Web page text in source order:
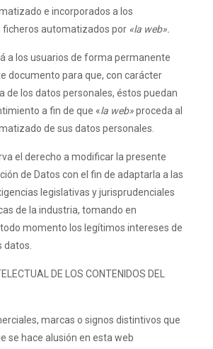
e incorporados a los
ficheros automatizados por «la web».
a los usuarios de forma permanente
documento para que, con carácter
de los datos personales, éstos puedan
a fin de que «la web»proceda al
de sus datos personales.
el derecho a modificar la presente
de Datos con el fin de adaptarla a las
legislativas y jurisprudenciales
de la industria, tomando en
momento los legítimos intereses de
datos.
DE LOS CONTENIDOS DEL
marcas o signos distintivos que
se hace alusión en esta web